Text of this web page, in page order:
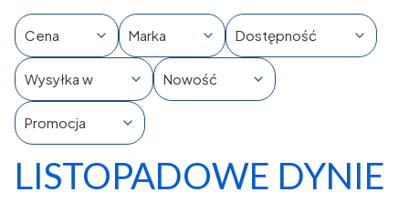
Cena Marka Dostępność
Wysyłka w Nowość
Promocja
Koniec filtrów
LISTOPADOWE DYNIE